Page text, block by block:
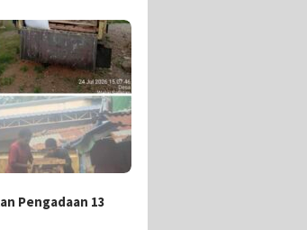
Pengadaan 13